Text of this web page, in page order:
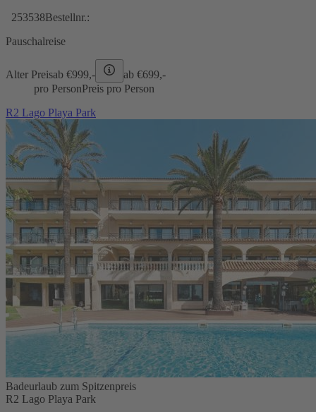
253538Bestellnr.:
Pauschalreise
Alter Preisab €999,- ab €699,-
pro PersonPreis pro Person
R2 Lago Playa Park
Badeurlaub zum Spitzenpreis
R2 Lago Playa Park